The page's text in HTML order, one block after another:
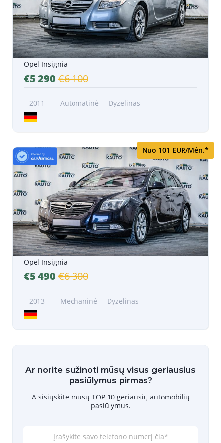
Opel Insignia
€5 290 €6 100
2011 Automatinė Dyzelinas
Nuo 101 EUR/Mėn.*
Opel Insignia
€5 490 €6 300
2013 Mechaninė Dyzelinas
Ar norite sužinoti mūsų visus geriausius
pasiūlymus pirmas?
Atsisiųskite mūsų TOP 10 geriausių automobilių
pasiūlymus.